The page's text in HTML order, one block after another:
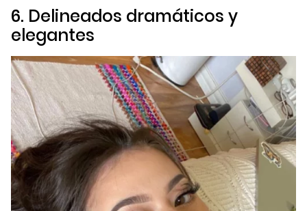
6. Delineados dramáticos y
elegantes